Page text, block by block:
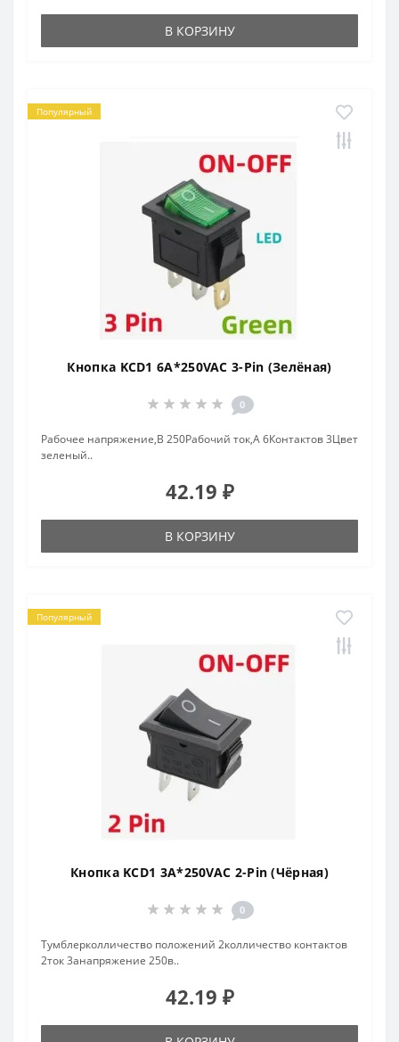
В КОРЗИНУ
Популярный
Кнопка KCD1 6A*250VAC 3-Pin (Зелёная)
0
Рабочее напряжение,В 250Рабочий ток,А 6Контактов 3Цвет
зеленый..
42.19 ₽
В КОРЗИНУ
Популярный
Кнопка KCD1 3A*250VAC 2-Pin (Чёрная)
0
Тумблерколличество положений 2колличество контактов
2ток 3анапряжение 250в..
42.19 ₽